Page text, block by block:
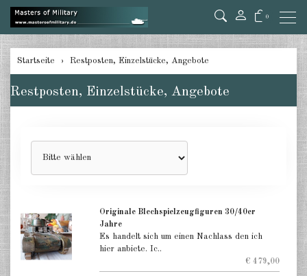
0
Startseite Restposten, Einzelstücke, Angebote
Restposten, Einzelstücke, Angebote
Originale Blechspielzeugfiguren 30/40er
Jahre
Es handelt sich um einen Nachlass den ich
hier anbiete. Ic..
€ 479,00